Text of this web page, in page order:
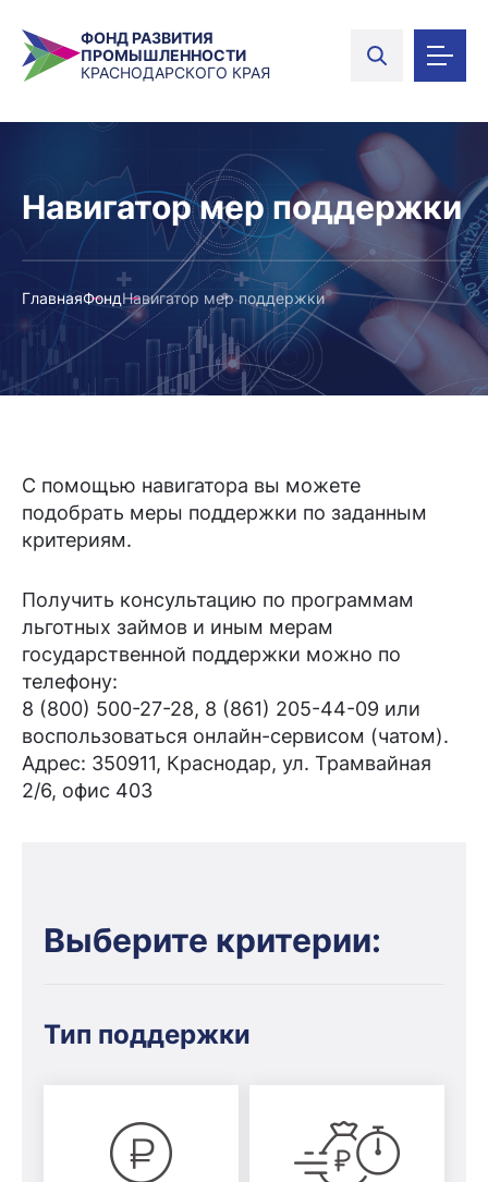
ФОНД РАЗВИТИЯ
ПРОМЫШЛЕННОСТИ
КРАСНОДАРСКОГО КРАЯ
Навигатор мер поддержки
ГлавнаяФондНавигатор мер поддержки
С помощью навигатора вы можете
подобрать меры поддержки по заданным
критериям.
Получить консультацию по программам
льготных займов и иным мерам
государственной поддержки можно по
телефону:
8 (800) 500-27-28, 8 (861) 205-44-09 или
воспользоваться онлайн-сервисом (чатом).
Адрес: 350911, Краснодар, ул. Трамвайная
2/6, офис 403
Выберите критерии:
Тип поддержки